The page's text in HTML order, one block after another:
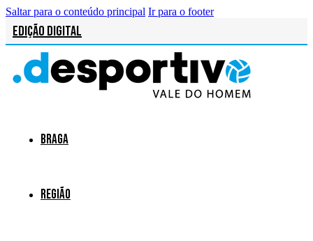
Saltar para o conteúdo principal Ir para o footer
Edição Digital
Braga
Região